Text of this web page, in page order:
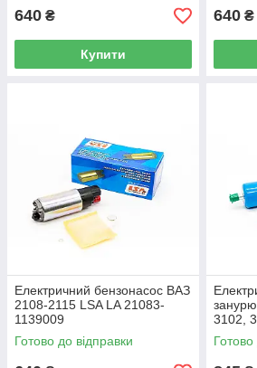
640 ₴
Купити
640 ₴
Електричний бензонасос ВАЗ
2108-2115 LSA LA 21083-
1139009
Готово до відправки
3102,
Готово